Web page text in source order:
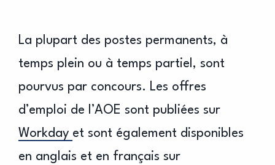
La plupart des postes permanents, à
temps plein ou à temps partiel, sont
pourvus par concours. Les offres
d’emploi de l’AOE sont publiées sur
Workday et sont également disponibles
en anglais et en français sur